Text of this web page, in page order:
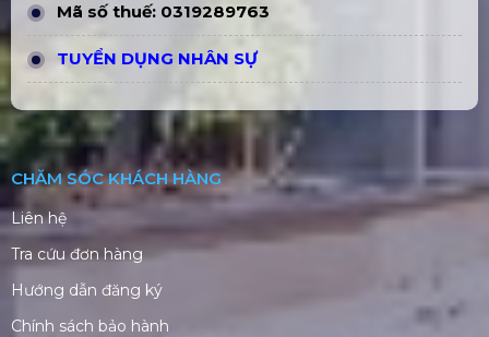
Mã số thuế: 0319289763
TUYỂN DỤNG NHÂN SỰ
CHĂM SÓC KHÁCH HÀNG
Liên hệ
Tra cứu đơn hàng
Hướng dẫn đăng ký
Chính sách bảo hành